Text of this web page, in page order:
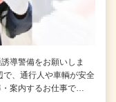
導警備をお願いしま
で、通行人や車輌が安全
案内するお仕事で…